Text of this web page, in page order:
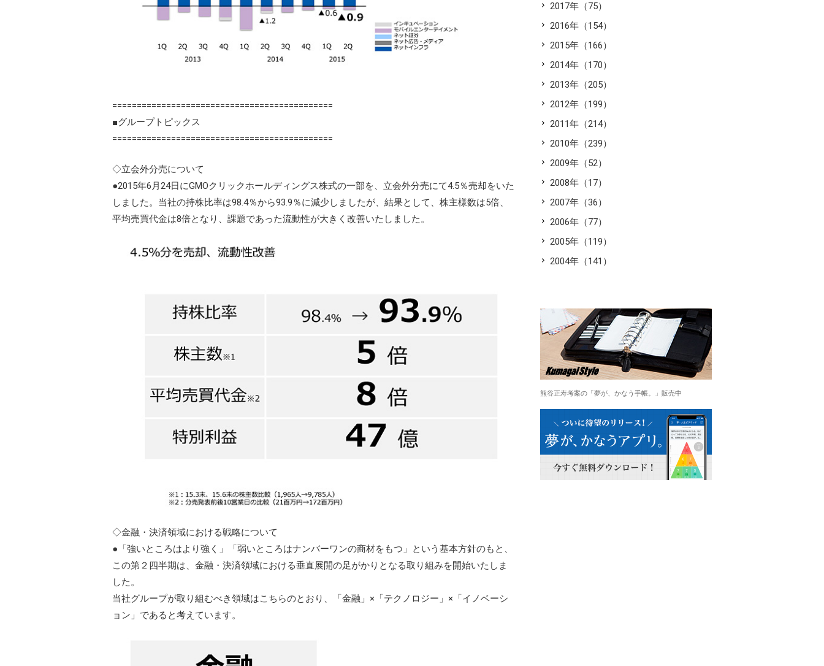
=============================================
■グループトピックス
=============================================
◇立会外分売について
●2015年6月24日にGMOクリックホールディングス株式の一部を、立会外分売にて4.5％売却をいた
しました。当社の持株比率は98.4％から93.9％に減少しましたが、結果として、株主様数は5倍、
平均売買代金は8倍となり、課題であった流動性が大きく改善いたしました。
◇金融・決済領域における戦略について
●「強いところはより強く」「弱いところはナンバーワンの商材をもつ」という基本方針のもと、
この第２四半期は、金融・決済領域における垂直展開の足がかりとなる取り組みを開始いたしま
した。
当社グループが取り組むべき領域はこちらのとおり、「金融」×「テクノロジー」×「イノベーシ
ョン」であると考えています。
2017年（75）
2016年（154）
2015年（166）
2014年（170）
2013年（205）
2012年（199）
2011年（214）
2010年（239）
2009年（52）
2008年（17）
2007年（36）
2006年（77）
2005年（119）
2004年（141）
熊谷正寿考案の「夢が、かなう手帳。」販売中